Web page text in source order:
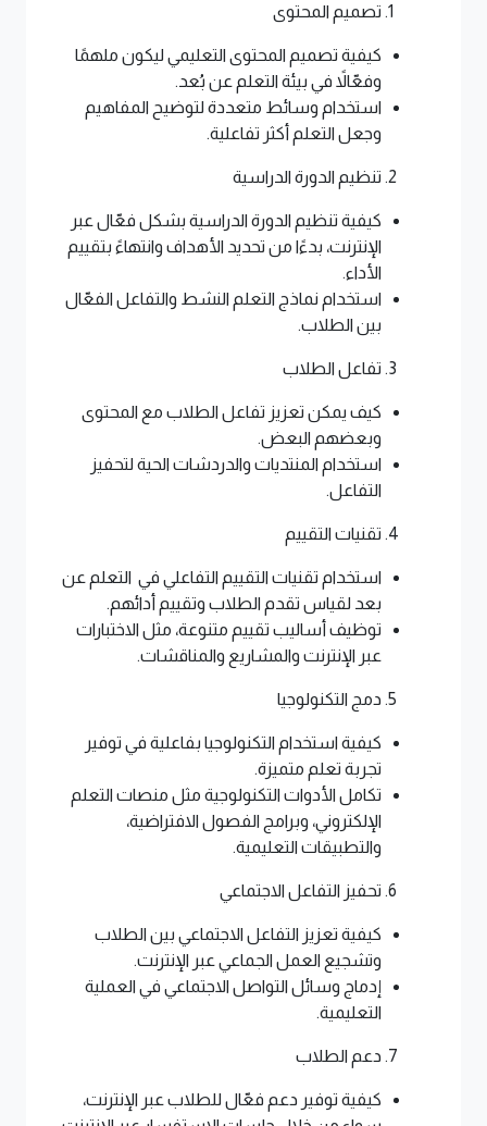
تصميم المحتوى
كيفية تصميم المحتوى التعليمي ليكون ملهمًا
وفعّالاً في بيئة التعلم عن بُعد.
استخدام وسائط متعددة لتوضيح المفاهيم
وجعل التعلم أكثر تفاعلية.
تنظيم الدورة الدراسية
كيفية تنظيم الدورة الدراسية بشكل فعّال عبر
الإنترنت، بدءًا من تحديد الأهداف وانتهاءً بتقييم
الأداء.
استخدام نماذج التعلم النشط والتفاعل الفعّال
بين الطلاب.
تفاعل الطلاب
كيف يمكن تعزيز تفاعل الطلاب مع المحتوى
وبعضهم البعض.
استخدام المنتديات والدردشات الحية لتحفيز
التفاعل.
تقنيات التقييم
استخدام تقنيات التقييم التفاعلي في التعلم عن
بعد لقياس تقدم الطلاب وتقييم أدائهم.
توظيف أساليب تقييم متنوعة، مثل الاختبارات
عبر الإنترنت والمشاريع والمناقشات.
دمج التكنولوجيا
كيفية استخدام التكنولوجيا بفاعلية في توفير
تجربة تعلم متميزة.
تكامل الأدوات التكنولوجية مثل منصات التعلم
الإلكتروني، وبرامج الفصول الافتراضية،
والتطبيقات التعليمية.
تحفيز التفاعل الاجتماعي
كيفية تعزيز التفاعل الاجتماعي بين الطلاب
وتشجيع العمل الجماعي عبر الإنترنت.
إدماج وسائل التواصل الاجتماعي في العملية
التعليمية.
دعم الطلاب
كيفية توفير دعم فعّال للطلاب عبر الإنترنت،